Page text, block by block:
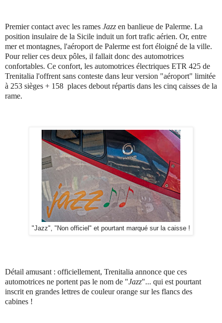
Premier contact avec les rames Jazz en banlieue de Palerme. La
position insulaire de la Sicile induit un fort trafic aérien. Or, entre
mer et montagnes, l'aéroport de Palerme est fort éloigné de la ville.
Pour relier ces deux pôles, il fallait donc des automotrices
confortables. Ce confort, les automotrices électriques ETR 425 de
Trenitalia l'offrent sans conteste dans leur version "aéroport" limitée
à 253 sièges + 158 places debout répartis dans les cinq caisses de la
rame.
"Jazz", "Non officiel" et pourtant marqué sur la caisse !
Détail amusant : officiellement, Trenitalia annonce que ces
automotrices ne portent pas le nom de "Jazz"... qui est pourtant
inscrit en grandes lettres de couleur orange sur les flancs des
cabines !